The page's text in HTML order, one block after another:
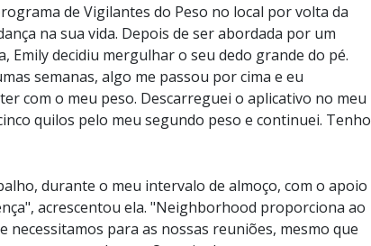
de Vigilantes do Peso no local por volta da
na sua vida. Depois de ser abordada por um
decidiu mergulhar o seu dedo grande do pé.
semanas, algo me passou por cima e eu
com o meu peso. Descarreguei o aplicativo no meu
quilos pelo meu segundo peso e continuei. Tenho
durante o meu intervalo de almoço, com o apoio
acrescentou ela. "Neighborhood proporciona ao
para as nossas reuniões, mesmo que